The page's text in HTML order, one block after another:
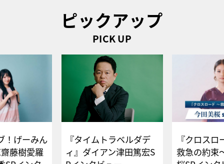
ピックアップ
PICK UP
！げーみん
藤樹愛羅
『タイムトラベルダデ
ィ』ダイアン津田篤宏S
『クロス
救急の約束